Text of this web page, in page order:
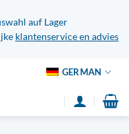
auf Lager
klantenservice en advies
GERMAN